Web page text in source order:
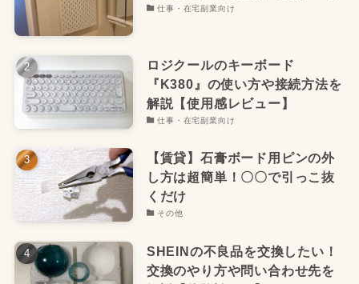
仕事・在宅副業向け
ロジクールのキーボード
『K380』の使い方や接続方法を
解説【使用感レビュー】
仕事・在宅副業向け
【賃貸】石膏ボード用ピンの外
し方は超簡単！〇〇で引っこ抜
くだけ
その他
SHEINの不良品を交換したい！
交換のやり方や問い合わせ先を